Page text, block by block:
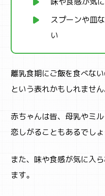
スプーンや皿
い
離乳食期にご飯を食べな
という表れかもしれません
赤ちゃんは皆、母乳やミ
恋しがることもあるでしょ
また、味や食感が気に入
ます。